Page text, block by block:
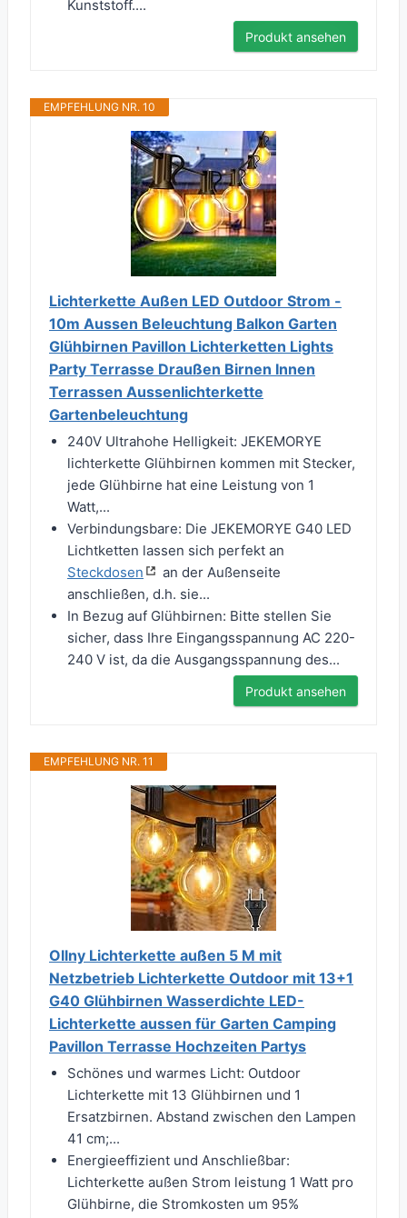
Kunststoff....
Produkt ansehen
EMPFEHLUNG NR. 10
Lichterkette Außen LED Outdoor Strom -
10m Aussen Beleuchtung Balkon Garten
Glühbirnen Pavillon Lichterketten Lights
Party Terrasse Draußen Birnen Innen
Terrassen Aussenlichterkette
Gartenbeleuchtung
240V Ultrahohe Helligkeit: JEKEMORYE
lichterkette Glühbirnen kommen mit Stecker,
jede Glühbirne hat eine Leistung von 1
Watt,...
Verbindungsbare: Die JEKEMORYE G40 LED
Lichtketten lassen sich perfekt an
Steckdosen
an der Außenseite
anschließen, d.h. sie...
In Bezug auf Glühbirnen: Bitte stellen Sie
sicher, dass Ihre Eingangsspannung AC 220-
240 V ist, da die Ausgangsspannung des...
Produkt ansehen
EMPFEHLUNG NR. 11
Ollny Lichterkette außen 5 M mit
Netzbetrieb Lichterkette Outdoor mit 13+1
G40 Glühbirnen Wasserdichte LED-
Lichterkette aussen für Garten Camping
Pavillon Terrasse Hochzeiten Partys
Schönes und warmes Licht: Outdoor
Lichterkette mit 13 Glühbirnen und 1
Ersatzbirnen. Abstand zwischen den Lampen
41 cm;...
Energieeffizient und Anschließbar:
Lichterkette außen Strom leistung 1 Watt pro
Glühbirne, die Stromkosten um 95%